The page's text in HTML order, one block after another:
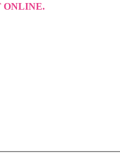
ONLINE.